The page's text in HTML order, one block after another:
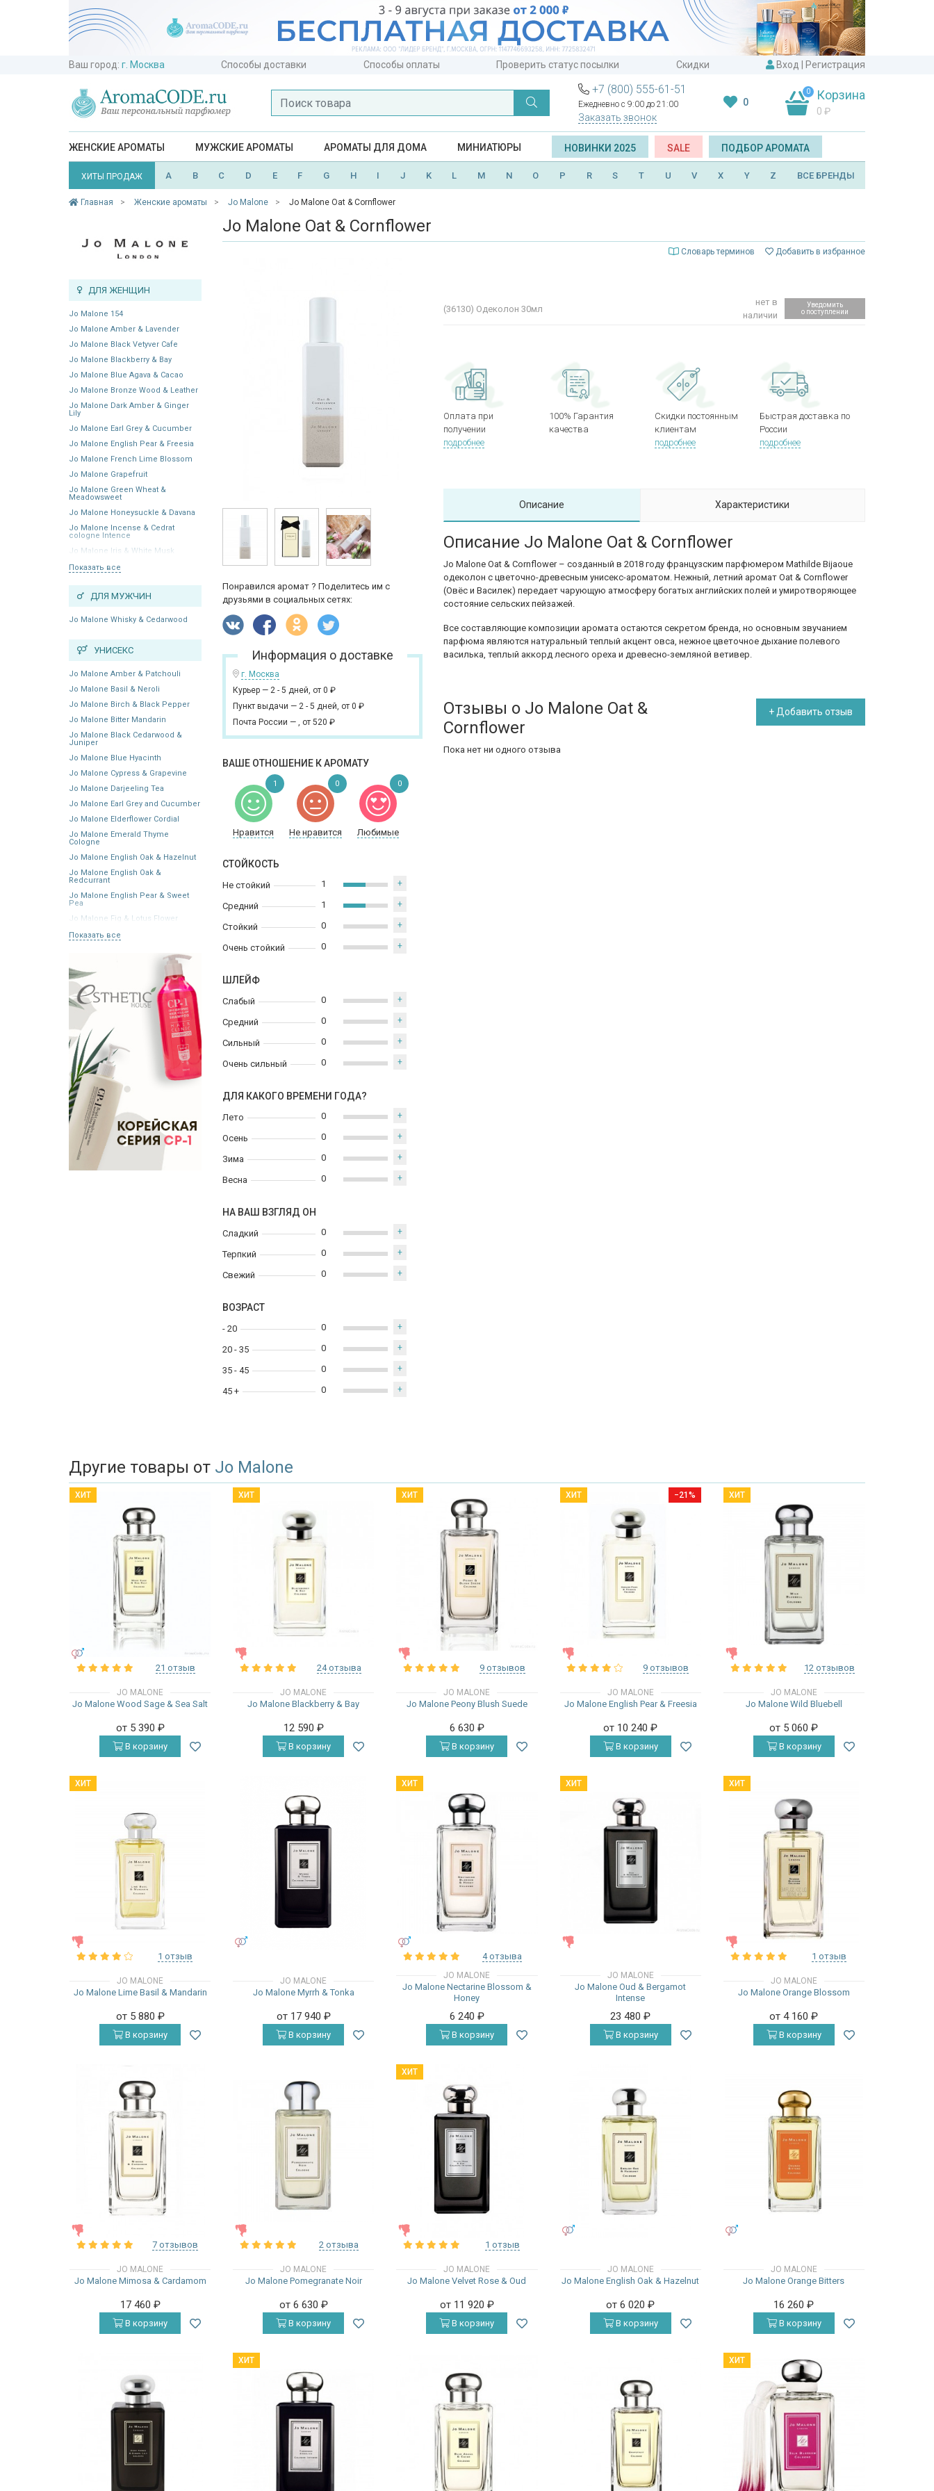
Ваш город: г. Москва Способы доставки Способы оплаты Проверить статус посылки Скидки Вход Регистрация
+7 (800) 555-61-51
Ежедневно с 9:00 до 21:00
Заказать звонок
0
0 Корзина
0 ₽
ЖЕНСКИЕ АРОМАТЫ МУЖСКИЕ АРОМАТЫ АРОМАТЫ ДЛЯ ДОМА МИНИАТЮРЫ НОВИНКИ 2025 SALE ПОДБОР АРОМАТА
ХИТЫ ПРОДАЖ A B C D E F G H I J K L M N O P R S T U V X Y Z ВСЕ БРЕНДЫ
Главная Женские ароматы Jo Malone Jo Malone Oat & Cornflower
ДЛЯ ЖЕНЩИН
Jo Malone 154
Jo Malone Amber & Lavender
Jo Malone Black Vetyver Cafe
Jo Malone Blackberry & Bay
Jo Malone Blue Agava & Cacao
Jo Malone Bronze Wood & Leather
Jo Malone Dark Amber & Ginger
Lily
Jo Malone Earl Grey & Cucumber
Jo Malone English Pear & Freesia
Jo Malone French Lime Blossom
Jo Malone Grapefruit
Jo Malone Green Wheat &
Meadowsweet
Jo Malone Honeysuckle & Davana
Jo Malone Incense & Cedrat
cologne Intence
Jo Malone Iris & White Musk
Показать все
ДЛЯ МУЖЧИН
Jo Malone Whisky & Cedarwood
УНИСЕКС
Jo Malone Amber & Patchouli
Jo Malone Basil & Neroli
Jo Malone Birch & Black Pepper
Jo Malone Bitter Mandarin
Jo Malone Black Cedarwood &
Juniper
Jo Malone Blue Hyacinth
Jo Malone Cypress & Grapevine
Jo Malone Darjeeling Tea
Jo Malone Earl Grey and Cucumber
Jo Malone Elderflower Cordial
Jo Malone Emerald Thyme
Cologne
Jo Malone English Oak & Hazelnut
Jo Malone English Oak &
Redcurrant
Jo Malone English Pear & Sweet
Pea
Jo Malone Fig & Lotus Flower
Показать все
Jo Malone Oat & Cornflower
Словарь терминов Добавить в избранное
Понравился аромат ? Поделитесь им с
друзьями в социальных сетях:
Информация о доставке
г. Москва
Курьер — 2 - 5 дней, от 0 ₽
Пункт выдачи — 2 - 5 дней, от 0 ₽
Почта России — , от 520 ₽
ВАШЕ ОТНОШЕНИЕ К АРОМАТУ
Нравится Не нравится Любимые
1 0 0
СТОЙКОСТЬ
Не стойкий
Средний
Стойкий
Очень стойкий
1 +
1 +
0 +
0 +
ШЛЕЙФ
Слабый
Средний
Сильный
Очень сильный
0 +
0 +
0 +
0 +
ДЛЯ КАКОГО ВРЕМЕНИ ГОДА?
Лето
Осень
Зима
Весна
0 +
0 +
0 +
0 +
НА ВАШ ВЗГЛЯД ОН
Сладкий
Терпкий
Свежий
0 +
0 +
0 +
ВОЗРАСТ
- 20
20 - 35
35 - 45
45 +
0 +
0 +
0 +
0 +
(36130) Одеколон 30мл
нет в
наличии
Уведомить
о поступлении
Оплата при
получении
подробнее
100% Гарантия
качества
Скидки постоянным
клиентам
подробнее
Быстрая доставка по
России
подробнее
Описание Характеристики
Описание Jo Malone Oat & Cornflower
Jo MaloneOat & Cornflower – созданный в 2018 году французским парфюмером Mathilde Bijaoue
одеколон с цветочно-древесным унисекс-ароматом. Нежный, летний аромат Oat & Cornflower
(Овёс и Василек) передает чарующую атмосферу богатых английских полей и умиротворяющее
состояние сельских пейзажей.
Все составляющие композиции аромата остаются секретом бренда, но основным звучанием
парфюма являются натуральный теплый акцент овса, нежное цветочное дыхание полевого
василька, теплый аккорд лесного ореха и древесно-земляной ветивер.
Отзывы о Jo Malone Oat &
Cornflower
+ Добавить отзыв
Пока нет ни одного отзыва
Другие товары от Jo Malone
ХИТ
21 отзыв
JO MALONE
Jo Malone Wood Sage & Sea Salt
от 5 390 ₽
В корзину
ХИТ
24 отзыва
JO MALONE
Jo Malone Blackberry & Bay
12 590 ₽
В корзину
ХИТ
ЖЕНСКИЕ
9 отзывов
JO MALONE
Jo Malone Peony Blush Suede
6 630 ₽
В корзину
−21%
ХИТ
9 отзывов
JO MALONE
Jo Malone English Pear & Freesia
от 10 240₽
В корзину
ХИТ
12 отзывов
JO MALONE
Jo Malone Wild Bluebell
от 5 060₽
В корзину
ХИТ
1 отзыв
JO MALONE
Jo Malone Lime Basil & Mandarin
от 5 880 ₽
В корзину
JO MALONE
Jo Malone Myrrh & Tonka
от 17 940 ₽
В корзину
ХИТ
4 отзыва
JO MALONE
Jo Malone Nectarine Blossom &
Honey
6 240 ₽
В корзину
ХИТ
JO MALONE
Jo Malone Oud & Bergamot
Intense
23 480₽
В корзину
ХИТ
ЖЕНСКИЕ
1 отзыв
JO MALONE
Jo Malone Orange Blossom
от 4 160₽
В корзину
7 отзывов
JO MALONE
Jo Malone Mimosa & Cardamom
17 460 ₽
В корзину
2 отзыва
JO MALONE
Jo Malone Pomegranate Noir
от 6 630 ₽
В корзину
ХИТ
1 отзыв
JO MALONE
Jo Malone Velvet Rose & Oud
от 11 920 ₽
В корзину
JO MALONE
Jo Malone English Oak & Hazelnut
от 6 020₽
В корзину
JO MALONE
Jo Malone Orange Bitters
16 260₽
В корзину
ХИТ ХИТ